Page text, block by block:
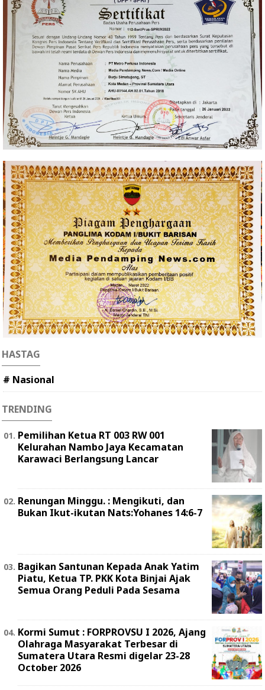
HASTAG
# Nasional
TRENDING
Pemilihan Ketua RT 003 RW 001
Kelurahan Nambo Jaya Kecamatan
Karawaci Berlangsung Lancar
Renungan Minggu. : Mengikuti, dan
Bukan Ikut-ikutan Nats:Yohanes 14:6-7
Bagikan Santunan Kepada Anak Yatim
Piatu, Ketua TP. PKK Kota Binjai Ajak
Semua Orang Peduli Pada Sesama
Kormi Sumut : FORPROVSU I 2026, Ajang
Olahraga Masyarakat Terbesar di
Sumatera Utara Resmi digelar 23-28
October 2026